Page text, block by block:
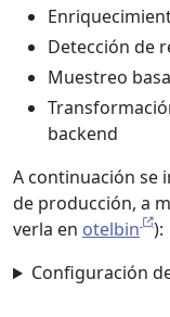
Detección de
Muestreo
backend
A continuación se
de producción, a
verla en otelbin
):
Configuración